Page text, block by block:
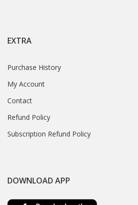
EXTRA
Purchase History
My Account
Contact
Refund Policy
Subscription Refund Policy
DOWNLOAD APP